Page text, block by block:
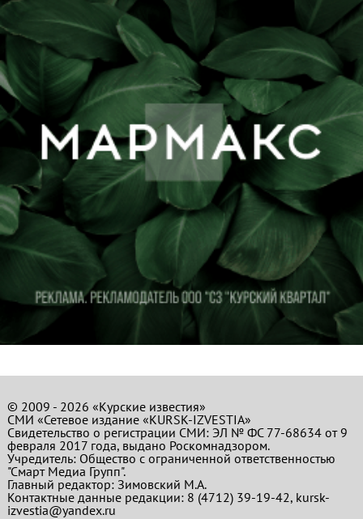
© 2009 - 2026 «Курские известия»
СМИ «Сетевое издание «KURSK-IZVESTIA»
Свидетельство о регистрации СМИ: ЭЛ № ФС 77-68634 от 9
февраля 2017 года, выдано Роскомнадзором.
Учредитель: Общество с ограниченной ответственностью
"Смарт Медиа Групп".
Главный редактор:Зимовский М.А.
Контактные данные редакции: 8 (4712) 39-19-42, kursk-
izvestia@yandex.ru